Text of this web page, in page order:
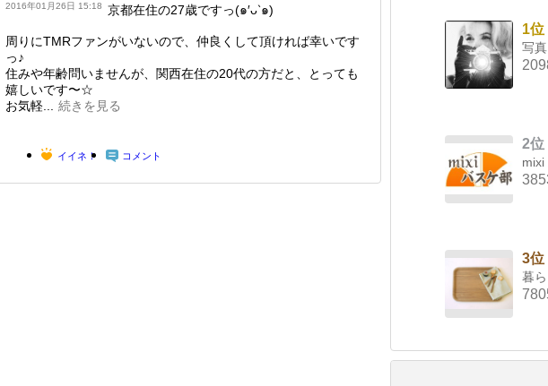
2016年01月26日 15:18
京都在住の27歳ですっ(๑′ᴗ‵๑)
周りにTMRファンがいないので、仲良くして頂ければ幸いです
っ♪
住みや年齢問いませんが、関西在住の20代の方だと、とっても
嬉しいです〜☆
お気軽...
続きを見る
イイネ！ コメント
1位
写
2位
mixi
3位
暮